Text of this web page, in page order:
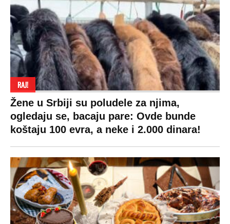
RAJ!
Žene u Srbiji su poludele za njima,
ogledaju se, bacaju pare: Ovde bunde
koštaju 100 evra, a neke i 2.000 dinara!